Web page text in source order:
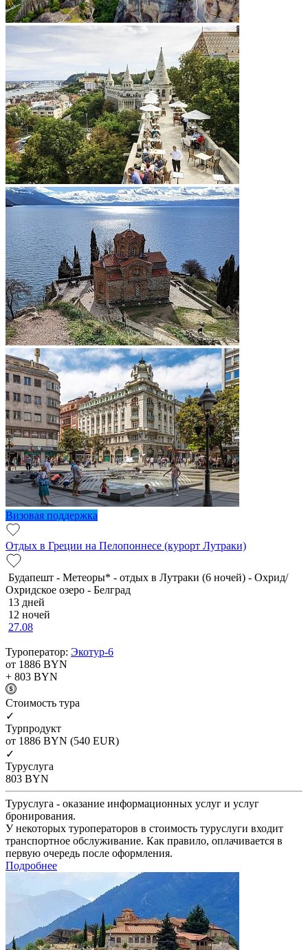
Визовая поддержка
Отдых в Греции на Пелопоннесе (курорт Лутраки)
Будапешт - Метеоры* - отдых в Лутраки (6 ночей) - Охрид/
Охридское озеро - Белград
13 дней
12 ночей
27.08
Туроператор: Экотур-6
от 1886 BYN
+ 803 BYN
Cтоимость тура
✓
Турпродукт
от 1886 BYN (540 EUR)
✓
Туруслуга
803 BYN
Туруслуга - оказание информационных услуг и услуг
бронирования.
У некоторых туроператоров в стоимость туруслуги входит
транспортное обслуживание. Как правило, оплачивается в
первую очередь после оформления.
Подробнее